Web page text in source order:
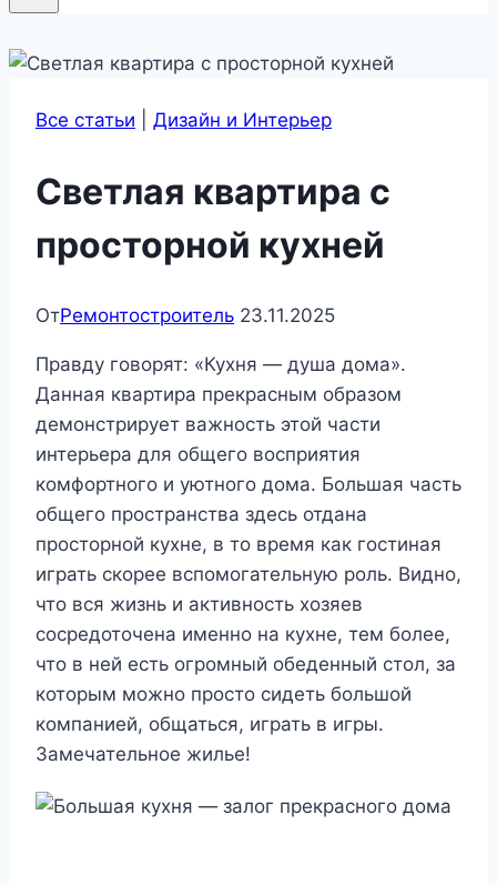
Все статьи Дизайн и Интерьер
Светлая квартира с
просторной кухней
ОтРемонтостроитель 23.11.2025
Правду говорят: «Кухня — душа дома».
Данная квартира прекрасным образом
демонстрирует важность этой части
интерьера для общего восприятия
комфортного и уютного дома. Большая часть
общего пространства здесь отдана
просторной кухне, в то время как гостиная
играть скорее вспомогательную роль. Видно,
что вся жизнь и активность хозяев
сосредоточена именно на кухне, тем более,
что в ней есть огромный обеденный стол, за
которым можно просто сидеть большой
компанией, общаться, играть в игры.
Замечательное жилье!